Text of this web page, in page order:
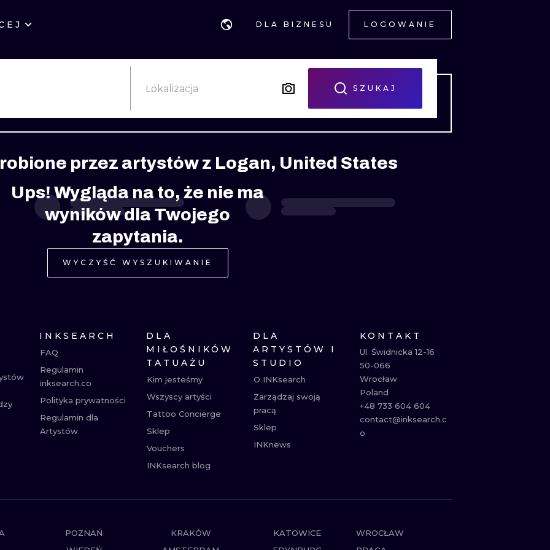
DLA BIZNESU LOGOWANIE
EDYNBURG
STYLE GEOMETRYCZNE
KALIGRAFIA
NEW SCHOOL
BIOMECHANIKA NEO TRADYCYJNE
TRIBAL IGNORANT
RYCINOWE KONTURY
KRESKÓWKOWE DOTWORK
Lokalizacja SZUKAJ
przez artystów z Logan, United States
Ups! Wygląda na to, że nie ma
wyników dla Twojego
zapytania.
WYCZYŚĆ WYSZUKIWANIE
INKSEARCH
FAQ
Regulamin
inksearch.co
Polityka prywatności
Regulamin dla
Artystów
DLA
MIŁOŚNIKÓW
TATUAŻU
Kim jesteśmy
Wszyscy artyści
Tattoo Concierge
Sklep
Vouchers
INKsearch blog
DLA
ARTYSTÓW I
STUDIO
O INKsearch
Zarządzaj swoją
pracą
Sklep
INKnews
KONTAKT
Ul. Świdnicka 12-16
50-066
Wrocław
Poland
+48 733 604 604
contact@inksearch.c
o
POZNAŃ KRAKÓW KATOWICE
WROCŁAW